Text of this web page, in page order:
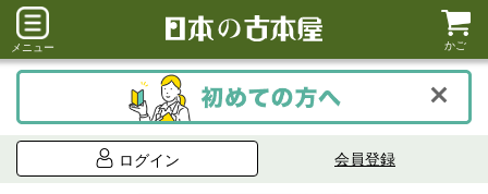
メニュー かご
ログイン 会員登録